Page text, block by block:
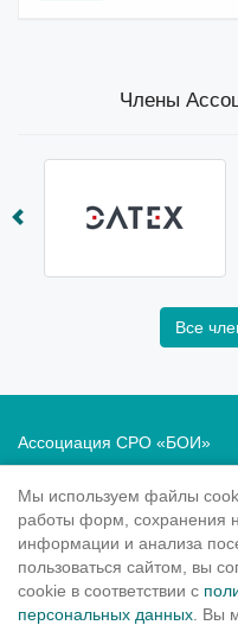
Члены
Все
Ассоциация СРО «БОИ»
Политика в отношении
190020,
Мы используем файлы
работы форм, сохранения
информации и анализа
пользоваться сайтом, вы
cookie в соответствии с
персональных данных . Вы